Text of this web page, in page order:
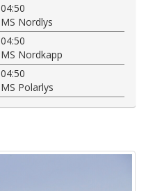
04:50
MS Nordlys
04:50
MS Nordkapp
04:50
MS Polarlys